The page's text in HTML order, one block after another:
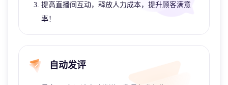
提高直播间互动，释放人力成本，提升顾客满意
率！
自动发评